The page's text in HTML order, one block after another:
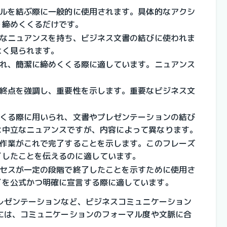
を結ぶ際に一般的に使用されます。具体的なアクシ
めくくるだけです。
ニュアンスを持ち、ビジネス文書の結びに使われま
見られます。
、簡潔に締めくくる際に適しています。ニュアンス
点を強調し、重要性を示します。重要なビジネス文
る際に用いられ、文書やプレゼンテーションの結び
立なニュアンスですが、内容によって異なります。
業がこれで完了することを示します。このフレーズ
たことを伝えるのに適しています。
スが一定の段階で終了したことを示すために使用さ
公式かつ明確に宣言する際に適しています。
ンテーションなど、ビジネスコミュニケーション
、コミュニケーションのフォーマル度や文脈に合